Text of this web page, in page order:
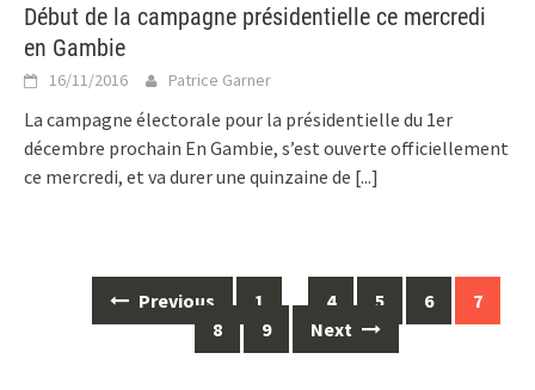
Début de la campagne présidentielle ce mercredi
en Gambie
16/11/2016 Patrice Garner
La campagne électorale pour la présidentielle du 1er
décembre prochain En Gambie, s’est ouverte officiellement
ce mercredi, et va durer une quinzaine de [...]
navigation
Previous 1 … 4 5 6
7
8
9 Next